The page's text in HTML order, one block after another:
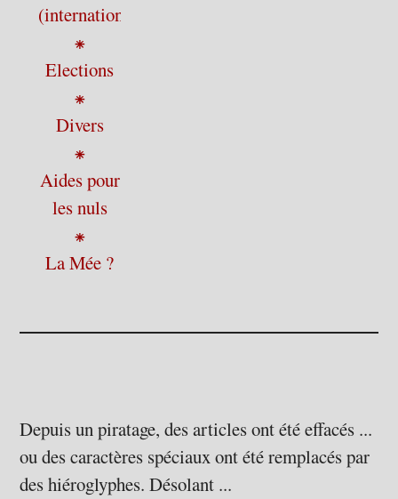
(international)
⁕
Elections
⁕
Divers
⁕
Aides pour
les nuls
⁕
La Mée ?
Depuis un piratage, des articles ont été effacés ...
ou des caractères spéciaux ont été remplacés par
des hiéroglyphes. Désolant ...